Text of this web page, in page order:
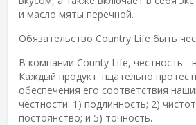
и масло мяты перечной.
Обязательство Country Life быть
В компании County Life, честность -
Каждый продукт тщательно
обеспечения его соответствия
честности: 1) подлинность; 2)
постоянство; и 5) точность.